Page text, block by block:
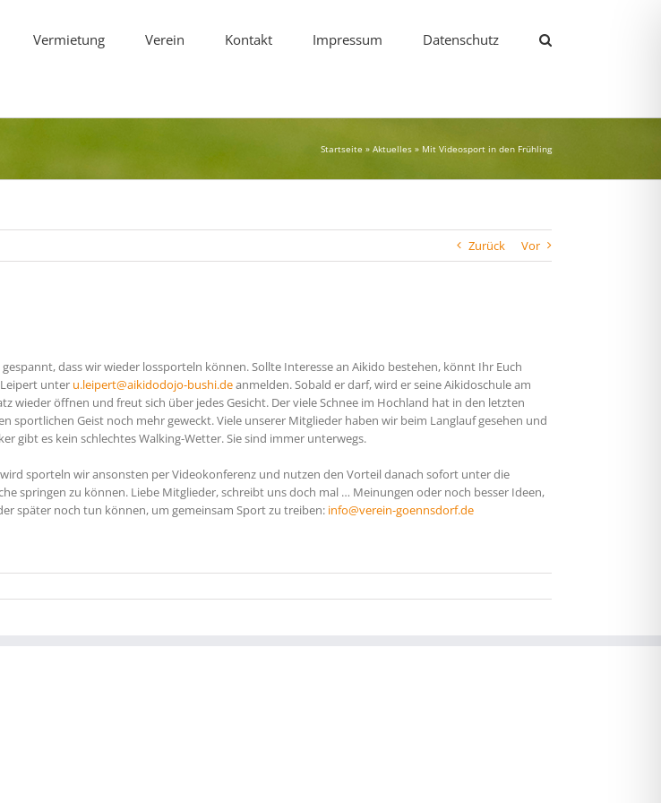
Vermietung Verein Kontakt Impressum Datenschutz
Startseite » Aktuelles » Mit Videosport in den Frühling
Zurück Vor
dass wir wieder lossporteln können. Sollte Interesse an Aikido bestehen, könnt Ihr Euch
unter u.leipert@aikidodojo-bushi.deanmelden. Sobald er darf, wird er seine Aikidoschule am
wieder öffnen und freut sich über jedes Gesicht. Der viele Schnee im Hochland hat in den letzten
sportlichen Geist noch mehr geweckt. Viele unserer Mitglieder haben wir beim Langlauf gesehen und
gibt es kein schlechtes Walking-Wetter. Sie sind immer unterwegs.
wird sporteln wir ansonsten per Videokonferenz und nutzen den Vorteil danach sofort unter die
springen zu können. Liebe Mitglieder, schreibt uns doch mal … Meinungen oder noch besser Ideen,
später noch tun können, um gemeinsam Sport zu treiben: info@verein-goennsdorf.de